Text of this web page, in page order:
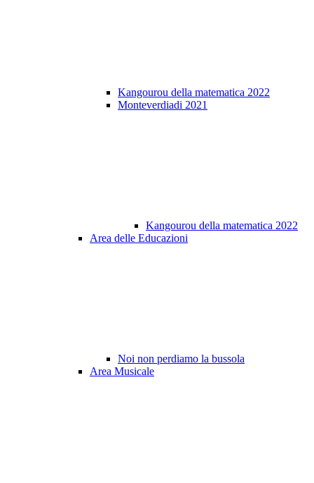
Kangourou della matematica 2022
Monteverdiadi 2021
Kangourou della matematica 2022
Area delle Educazioni
Noi non perdiamo la bussola
Area Musicale